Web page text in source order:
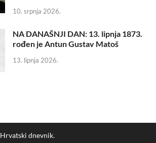
10. srpnja 2026.
NA DANAŠNJI DAN: 13. lipnja 1873.
rođen je Antun Gustav Matoš
13. lipnja 2026.
Hrvatski dnevnik.